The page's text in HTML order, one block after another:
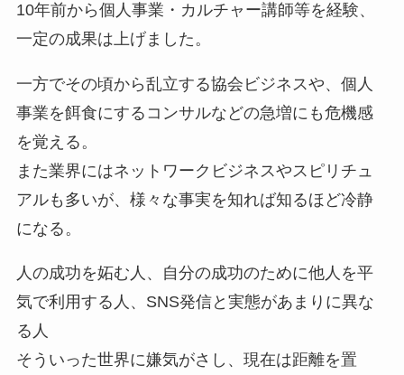
10年前から個人事業・カルチャー講師等を経験、
一定の成果は上げました。
一方でその頃から乱立する協会ビジネスや、個人
事業を餌食にするコンサルなどの急増にも危機感
を覚える。
また業界にはネットワークビジネスやスピリチュ
アルも多いが、様々な事実を知れば知るほど冷静
になる。
人の成功を妬む人、自分の成功のために他人を平
気で利用する人、SNS発信と実態があまりに異な
る人
そういった世界に嫌気がさし、現在は距離を置